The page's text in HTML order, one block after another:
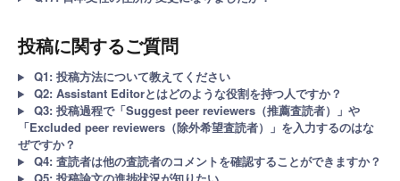
投稿に関するご質問
Q1: 投稿方法について教えてください
Q2: Assistant Editorとはどのような役割を持つ人ですか？
Q3: 投稿過程で「Suggest peer reviewers（推薦査読者）」や
「Excluded peer reviewers（除外希望査読者）」を入力するのはな
ぜですか？
Q4: 査読者は他の査読者のコメントを確認することができますか？